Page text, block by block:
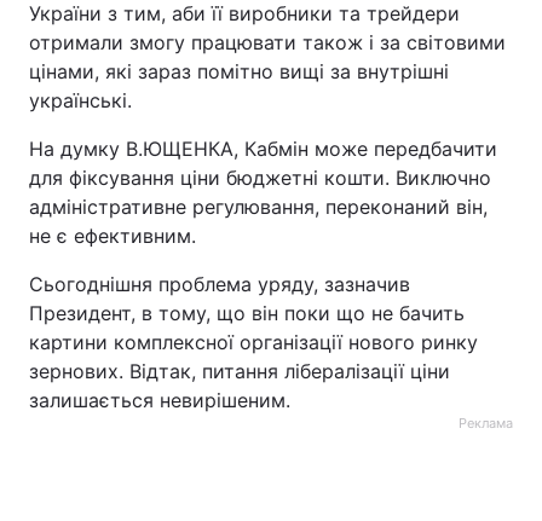
України з тим, аби її виробники та трейдери
отримали змогу працювати також і за світовими
цінами, які зараз помітно вищі за внутрішні
українські.
На думку В.ЮЩЕНКА, Кабмін може передбачити
для фіксування ціни бюджетні кошти. Виключно
адміністративне регулювання, переконаний він,
не є ефективним.
Сьогоднішня проблема уряду, зазначив
Президент, в тому, що він поки що не бачить
картини комплексної організації нового ринку
зернових. Відтак, питання лібералізації ціни
залишається невирішеним.
Реклама